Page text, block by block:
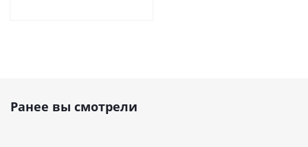
Ранее вы смотрели